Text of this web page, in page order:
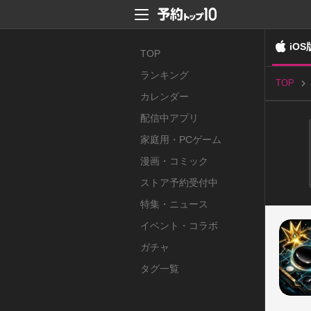
TOP
ランキング
カレンダー
配信中アプリ
家庭用・PCゲーム
漫画・コミック
ストア予約受付中
特集・ニュース
イベント・コラボ
ガチャ
タグ一覧
iOS
TOP